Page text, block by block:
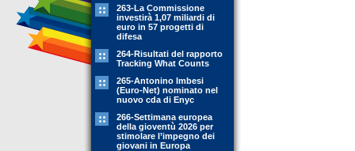
263-La Commissione
investirà 1,07 miliardi di
euro in 57 progetti di
difesa
264-Risultati del rapporto
Tracking What Counts
265-Antonino Imbesi
(Euro-Net) nominato nel
nuovo cda di Enyc
266-Settimana europea
della gioventù 2026 per
stimolare l’impegno dei
giovani in Europa